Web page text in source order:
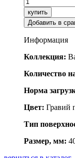
купить
Добавить в
Информация
Коллекция:
Количество
Норма
Цвет: Гравий
Тип
Размер, мм: